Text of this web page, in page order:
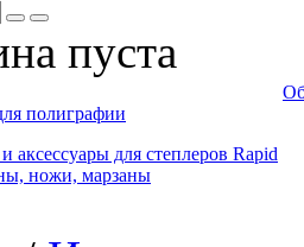
пуста
полиграфии
аксессуары для степлеров Rapid
ножи, марзаны